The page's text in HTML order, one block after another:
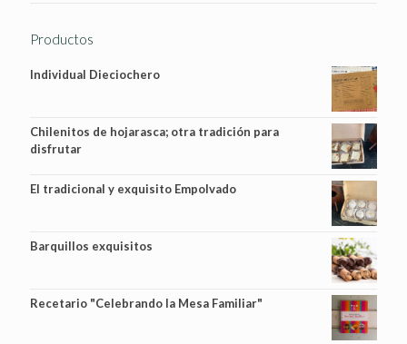
Productos
Individual Dieciochero
Chilenitos de hojarasca; otra tradición para
disfrutar
El tradicional y exquisito Empolvado
Barquillos exquisitos
Recetario "Celebrando la Mesa Familiar"